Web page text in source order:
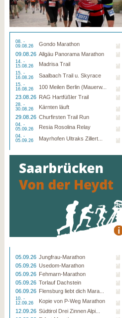
08. -
09.08.26
Gondo Marathon
09.08.26 Allgäu Panorama Marathon
14. -
15.08.26
Madrisa Trail
15. -
16.08.26
Saalbach Trail u. Skyrace
15. -
16.08.26
100 Meilen Berlin (Mauerw...
23.08.26 RAG Hartfüßler Trail
28. -
30.08.26
Kärnten läuft
29.08.26 Churfirsten Trail Run
04. -
05.09.26
Resia Rosolina Relay
04. -
05.09.26
Mayrhofen Ultraks Zillert...
05.09.26 Jungfrau-Marathon
05.09.26 Usedom-Marathon
05.09.26 Fehmarn-Marathon
05.09.26 Torlauf Dachstein
06.09.26 Flensburg liebt dich Mara...
10. -
12.09.26
Kopie von P-Weg Marathon
12.09.26 Südtirol Drei Zinnen Alpi...